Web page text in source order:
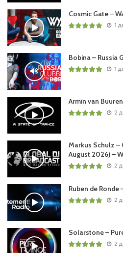
Cosmic Gate –
1
Bobina – Russia
1
Armin van
2
Markus Schulz –
August 2026) –
2
Ruben de
2
Solarstone –
2